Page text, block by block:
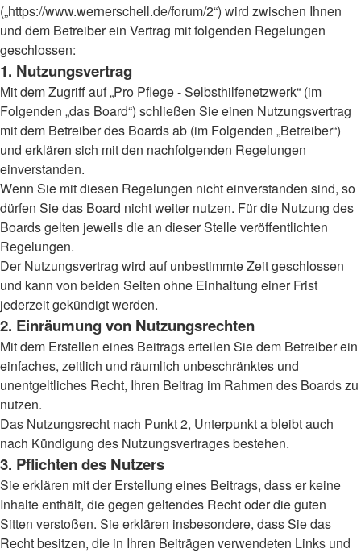
(„https://www.wernerschell.de/forum/2“) wird zwischen Ihnen
und dem Betreiber ein Vertrag mit folgenden Regelungen
geschlossen:
1. Nutzungsvertrag
Mit dem Zugriff auf „Pro Pflege - Selbsthilfenetzwerk“ (im
Folgenden „das Board“) schließen Sie einen Nutzungsvertrag
mit dem Betreiber des Boards ab (im Folgenden „Betreiber“)
und erklären sich mit den nachfolgenden Regelungen
einverstanden.
Wenn Sie mit diesen Regelungen nicht einverstanden sind, so
dürfen Sie das Board nicht weiter nutzen. Für die Nutzung des
Boards gelten jeweils die an dieser Stelle veröffentlichten
Regelungen.
Der Nutzungsvertrag wird auf unbestimmte Zeit geschlossen
und kann von beiden Seiten ohne Einhaltung einer Frist
jederzeit gekündigt werden.
2. Einräumung von Nutzungsrechten
Mit dem Erstellen eines Beitrags erteilen Sie dem Betreiber ein
einfaches, zeitlich und räumlich unbeschränktes und
unentgeltliches Recht, Ihren Beitrag im Rahmen des Boards zu
nutzen.
Das Nutzungsrecht nach Punkt 2, Unterpunkt a bleibt auch
nach Kündigung des Nutzungsvertrages bestehen.
3. Pflichten des Nutzers
Sie erklären mit der Erstellung eines Beitrags, dass er keine
Inhalte enthält, die gegen geltendes Recht oder die guten
Sitten verstoßen. Sie erklären insbesondere, dass Sie das
Recht besitzen, die in Ihren Beiträgen verwendeten Links und